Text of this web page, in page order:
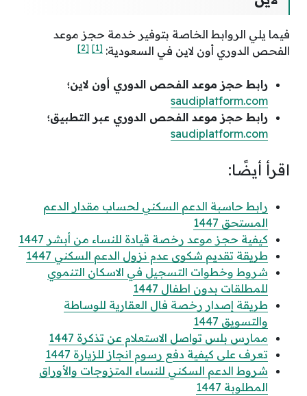
فيما يلي الروابط الخاصة بتوفير خدمة حجز موعد
الفحص الدوري أون لاين في السعودية: [1]
[2]
رابط حجز موعد الفحص الدوري أون لاين؛
saudiplatform.com
رابط حجز موعد الفحص الدوري عبر التطبيق؛
saudiplatform.com
اقرأ أيضًا:
رابط حاسبة الدعم السكني لحساب مقدار الدعم
المستحق 1447
كيفية حجز موعد رخصة قيادة للنساء من أبشر 1447
طريقة تقديم شكوى عدم نزول الدعم السكني 1447
شروط وخطوات التسجيل في الاسكان التنموي
للمطلقات بدون اطفال 1447
طريقة إصدار رخصة فال العقارية للوساطة
والتسويق 1447
ممارس بلس تواصل الاستعلام عن تذكرة 1447
تعرف على كيفية دفع رسوم انجاز للزيارة 1447
شروط الدعم السكني للنساء المتزوجات والأوراق
المطلوبة 1447